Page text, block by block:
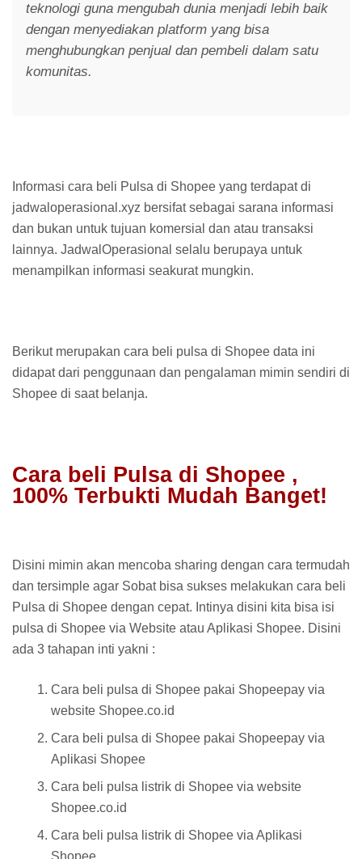
teknologi guna mengubah dunia menjadi lebih baik
dengan menyediakan platform yang bisa
menghubungkan penjual dan pembeli dalam satu
komunitas.
Informasi cara beli Pulsa di Shopee yang terdapat di
jadwaloperasional.xyz bersifat sebagai sarana informasi
dan bukan untuk tujuan komersial dan atau transaksi
lainnya. JadwalOperasional selalu berupaya untuk
menampilkan informasi seakurat mungkin.
Berikut merupakan cara beli pulsa di Shopee data ini
didapat dari penggunaan dan pengalaman mimin sendiri di
Shopee di saat belanja.
Cara beli Pulsa di Shopee ,
100% Terbukti Mudah Banget!
Disini mimin akan mencoba sharing dengan cara termudah
dan tersimple agar Sobat bisa sukses melakukan cara beli
Pulsa di Shopee dengan cepat. Intinya disini kita bisa isi
pulsa di Shopee via Website atau Aplikasi Shopee. Disini
ada 3 tahapan inti yakni :
Cara beli pulsa di Shopee pakai Shopeepay via
website Shopee.co.id
Cara beli pulsa di Shopee pakai Shopeepay via
Aplikasi Shopee
Cara beli pulsa listrik di Shopee via website
Shopee.co.id
Cara beli pulsa listrik di Shopee via Aplikasi
Shopee